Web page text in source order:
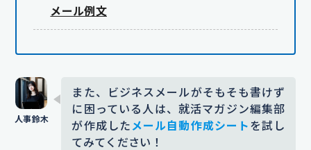
メール例文
また、ビジネスメールがそもそも書けず
に困っている人は、就活マガジン編集部
が作成した メール自動作成シート を試し
てみてください！